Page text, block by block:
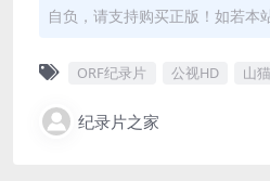
自负，请支持购买正版！如若本
ORF纪录片 公视HD 山猫
纪录片之家